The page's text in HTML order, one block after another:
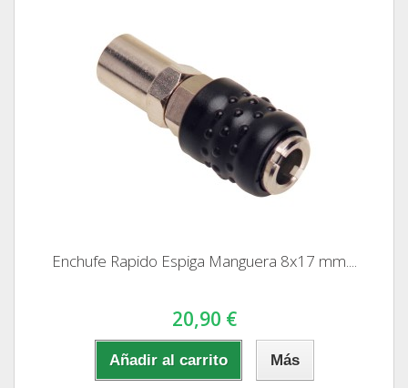
Enchufe Rapido Espiga Manguera 8x17 mm....
20,90 €
Añadir al carrito Más